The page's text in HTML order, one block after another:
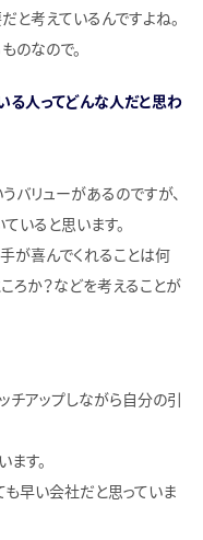
考えているんですよね。
のなので。
る人ってどんな人だと思わ
バリューがあるのですが、
いると思います。
が喜んでくれることは何
ろか？などを考えることが
チアップしながら自分の引
す。
早い会社だと思っていま